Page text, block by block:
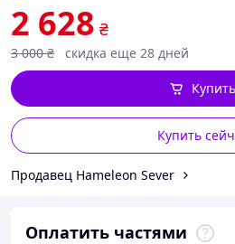
2 628 ₴
3 000 ₴ скидка еще 28 дней
Купить
Купить
Продавец Hameleon Sever
Оплатить частями